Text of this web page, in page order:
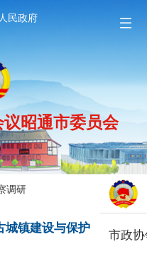
民政府
昭通市委员会
市政
调研
城镇建设与保护